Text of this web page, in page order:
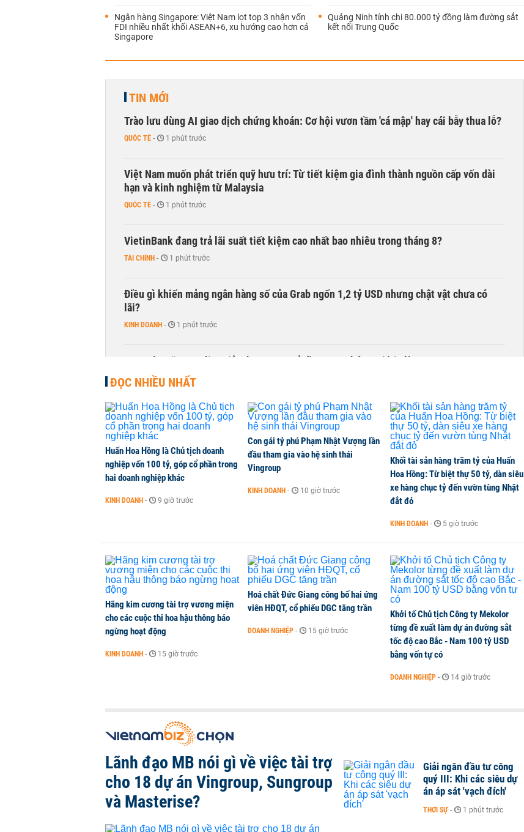
Ngân hàng Singapore: Việt Nam lọt top 3 nhận vốn
FDI nhiều nhất khối ASEAN+6, xu hướng cao hơn cả
Singapore
Quảng Ninh tính chi 80.000 tỷ đồng làm đường sắt
kết nối Trung Quốc
TIN MỚI
Trào lưu dùng AI giao dịch chứng khoán: Cơ hội vươn tầm 'cá mập' hay cái bẫy thua lỗ?
QUỐC TẾ - 1 phút trước
Việt Nam muốn phát triển quỹ hưu trí: Từ tiết kiệm gia đình thành nguồn cấp vốn dài
hạn và kinh nghiệm từ Malaysia
QUỐC TẾ - 1 phút trước
VietinBank đang trả lãi suất tiết kiệm cao nhất bao nhiêu trong tháng 8?
TÀI CHÍNH - 1 phút trước
Điều gì khiến mảng ngân hàng số của Grab ngốn 1,2 tỷ USD nhưng chật vật chưa có
lãi?
KINH DOANH - 1 phút trước
Quy mô quỹ PYN Elite giảm hơn 2.100 tỷ đồng sau tháng 7 ‘tồi tệ’
CHỨNG KHOÁN - 1 phút trước
ĐỌC NHIỀU NHẤT
Huấn Hoa Hồng là Chủ tịch doanh
nghiệp vốn 100 tỷ, góp cổ phần trong
hai doanh nghiệp khác
KINH DOANH - 9 giờ trước
Con gái tỷ phú Phạm Nhật Vượng lần
đầu tham gia vào hệ sinh thái
Vingroup
KINH DOANH - 10 giờ trước
Khối tài sản hàng trăm tỷ của Huấn
Hoa Hồng: Từ biệt thự 50 tỷ, dàn siêu
xe hàng chục tỷ đến vườn tùng Nhật
đắt đỏ
KINH DOANH - 5 giờ trước
Hãng kim cương tài trợ vương miện
cho các cuộc thi hoa hậu thông báo
ngừng hoạt động
KINH DOANH - 15 giờ trước
Hoá chất Đức Giang công bố hai ứng
viên HĐQT, cổ phiếu DGC tăng trần
DOANH NGHIỆP - 15 giờ trước
Khởi tố Chủ tịch Công ty Mekolor
từng đề xuất làm dự án đường sắt
tốc độ cao Bắc - Nam 100 tỷ USD
bằng vốn tự có
DOANH NGHIỆP - 14 giờ trước
Lãnh đạo MB nói gì về việc tài trợ
cho 18 dự án Vingroup, Sungroup
và Masterise?
Giải ngân đầu tư công
quý III: Khi các siêu dự
án áp sát 'vạch đích'
THỜI SỰ - 1 phút trước